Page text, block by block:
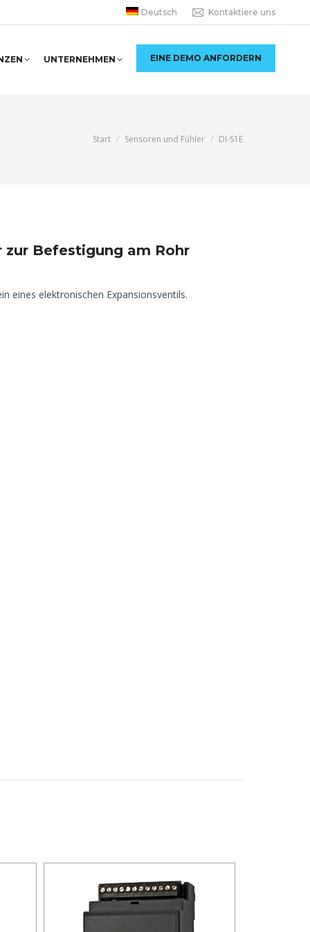
Deutsch Kontaktiere uns
UNTERNEHMEN EINE DEMO ANFORDERN
Sie befinden sich hier:
Start Sensoren und Fühler DI-S1E
zur Befestigung am Rohr
eines elektronischen Expansionsventils.